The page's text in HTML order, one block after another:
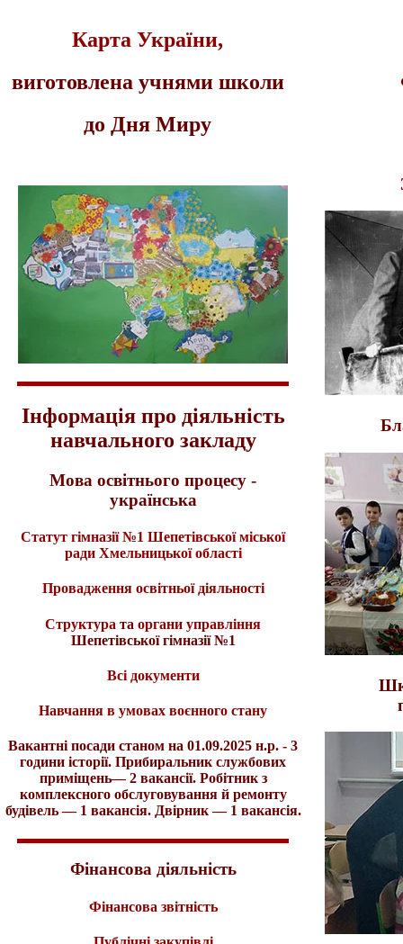
Карта України,
виготовлена учнями школи
до Дня Миру
Інформація про діяльність
навчального закладу
Мова освітнього процесу -
українська
Статут гімназії №1 Шепетівської міської
ради Хмельницької області
Провадження освітньої діяльності
Структура та органи управління
Шепетівської гімназії №1
Всі документи
Навчання в умовах воєнного стану
Вакантні посади станом на 01.09.2025 н.р. - 3
години історії. Прибиральник службових
приміщень— 2 вакансії. Робітник з
комплексного обслуговування й ремонту
будівель — 1 вакансія. Двірник — 1 вакансія.
Фінансова діяльність
Фінансова звітність